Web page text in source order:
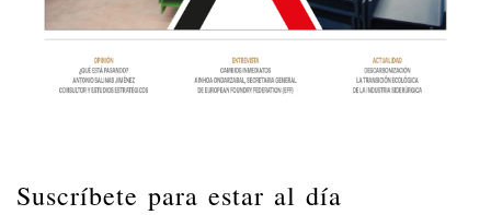
Suscríbete para estar al día